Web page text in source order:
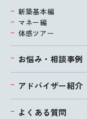
お悩み・相談事例
アドバイザー紹介
よくある質問
新築基本編
マネー編
体感ツアー